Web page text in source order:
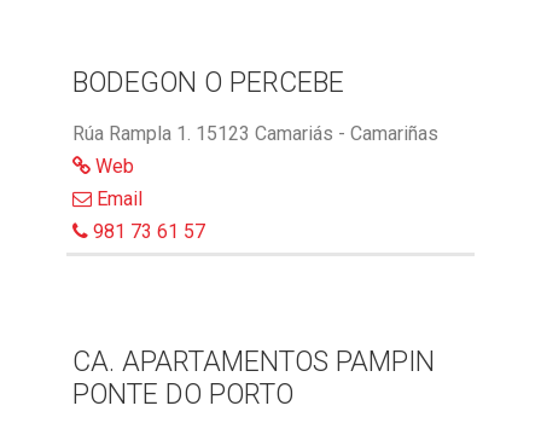
BODEGON O PERCEBE
Rúa Rampla 1. 15123 Camariás - Camariñas
Web
Email
981 73 61 57
CA. APARTAMENTOS PAMPIN
PONTE DO PORTO